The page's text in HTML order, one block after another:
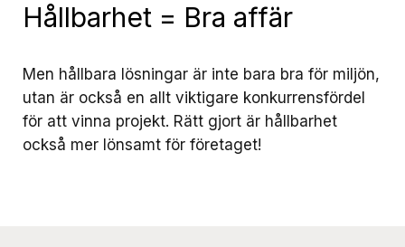
Hållbarhet = Bra affär
Men hållbara lösningar är inte bara bra för miljön,
utan är också en allt viktigare konkurrensfördel
för att vinna projekt. Rätt gjort är hållbarhet
också mer lönsamt för företaget!